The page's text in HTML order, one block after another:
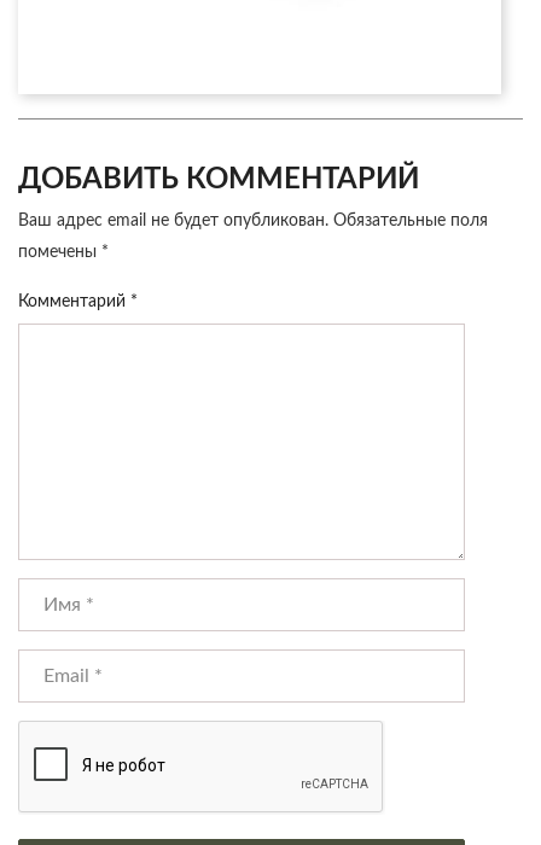
ДОБАВИТЬ КОММЕНТАРИЙ
Ваш адрес email не будет опубликован. Обязательные поля
помечены *
Комментарий *